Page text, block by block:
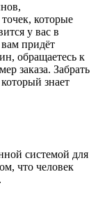
которые
у вас в
придёт
обращаетесь к
заказа. Забрать
знает
системой для
что человек